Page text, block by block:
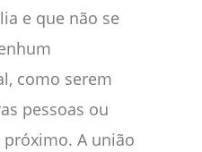
e que não se
como serem
pessoas ou
A união